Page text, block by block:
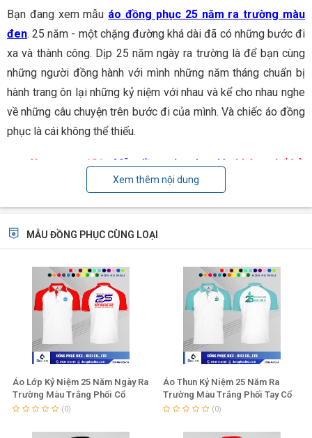
Bạn đang xem mẫu áo đồng phục 25 năm ra trường màu
đen. 25 năm - một chặng đường khá dài đã có những bước đi
xa và thành công. Dịp 25 năm ngày ra trường là để bạn cùng
những người đồng hành với mình những năm tháng chuẩn bị
hành trang ôn lại những kỷ niệm với nhau và kể cho nhau nghe
về những câu chuyện trên bước đi của mình. Và chiếc áo đồng
phục là cái không thể thiếu.
>>> Xem ngay 101+Mẫu đồng phục họp lớp
không thể bỏ
lỡ
chiếc áo thun đồng phục màu đen cho ngày kỷ niệm hôm đó.
Xem thêm nội dung
MẪU ĐỒNG PHỤC CÙNG LOẠI
Áo Lớp Kỷ Niệm 25 Năm Ngày Ra
Trường Màu Trắng Phối Cổ
Bẻ,Tay Đỏ
(0)
Áo Thun Kỷ Niệm 25 Năm Ra
Trường Màu Trắng Phối Tay Cổ
Thiên Thanh(0)